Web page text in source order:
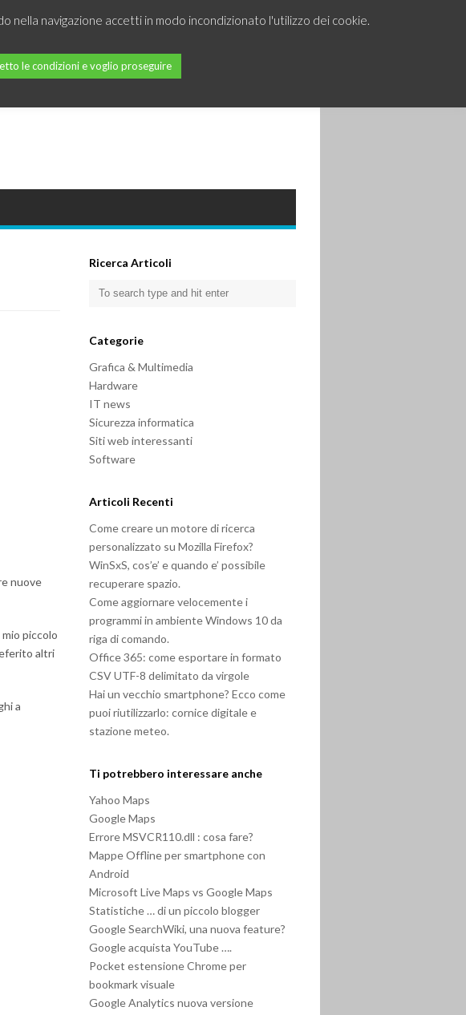
nuove
piccolo
altri
a
Ricerca Articoli
Categorie
Grafica & Multimedia
Hardware
IT news
Sicurezza informatica
Siti web interessanti
Software
Articoli Recenti
Come creare un motore di ricerca
personalizzato su Mozilla Firefox?
WinSxS, cos’e’ e quando e’ possibile
recuperare spazio.
Come aggiornare velocemente i
programmi in ambiente Windows 10 da
riga di comando.
Office 365: come esportare in formato
CSV UTF-8 delimitato da virgole
Hai un vecchio smartphone? Ecco come
puoi riutilizzarlo: cornice digitale e
stazione meteo.
Ti potrebbero interessare anche
Yahoo Maps
Google Maps
Errore MSVCR110.dll : cosa fare?
Mappe Offline per smartphone con
Android
Microsoft Live Maps vs Google Maps
Statistiche … di un piccolo blogger
Google SearchWiki, una nuova feature?
Google acquista YouTube ….
Pocket estensione Chrome per
bookmark visuale
Google Analytics nuova versione
nella navigazione accetti in modo incondizionato l'utilizzo dei cookie.
le condizioni e voglio proseguire